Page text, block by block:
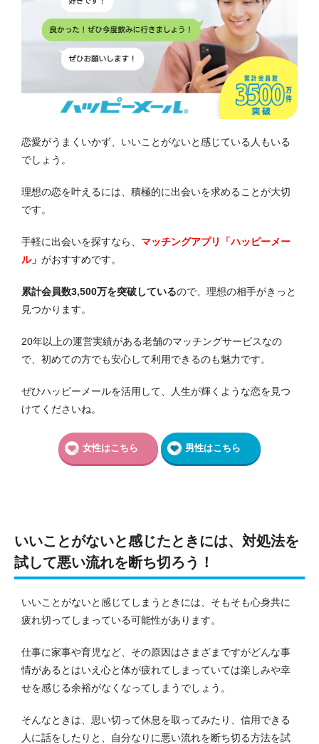
恋愛がうまくいかず、いいことがないと感じている人もいる
でしょう。
理想の恋を叶えるには、積極的に出会いを求めることが大切
です。
手軽に出会いを探すなら、 マッチングアプリ「ハッピーメー
ル」 がおすすめです。
累計会員数3,500万を突破しているので、理想の相手がきっと
見つかります。
20年以上の運営実績がある老舗のマッチングサービスなの
で、初めての方でも安心して利用できるのも魅力です。
ぜひハッピーメールを活用して、人生が輝くような恋を見つ
けてくださいね。
女性はこちら 男性はこちら
いいことがないと感じたときには、対処法を
試して悪い流れを断ち切ろう！
いいことがないと感じてしまうときには、そもそも心身共に
疲れ切ってしまっている可能性があります。
仕事に家事や育児など、その原因はさまざまですがどんな事
情があるとはいえ心と体が疲れてしまっていては楽しみや幸
せを感じる余裕がなくなってしまうでしょう。
そんなときは、思い切って休息を取ってみたり、信用できる
人に話をしたりと、自分なりに悪い流れを断ち切る方法を試